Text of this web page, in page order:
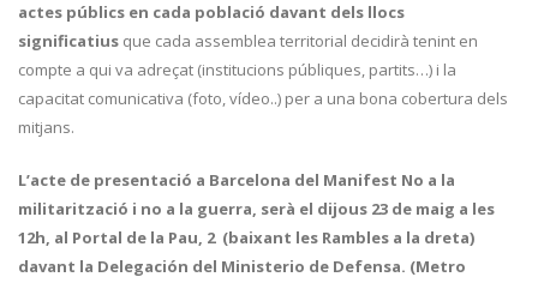
actes públics en cada població davant dels llocs
significatius que cada assemblea territorial decidirà tenint en
compte a qui va adreçat (institucions públiques, partits…) i la
capacitat comunicativa (foto, vídeo..) per a una bona cobertura dels
mitjans.
L’acte de presentació a Barcelona del Manifest No a la
militarització i no a la guerra, serà el dijous 23 de maig a les
12h, al Portal de la Pau, 2 (baixant les Rambles a la dreta)
davant la Delegación del Ministerio de Defensa. (Metro